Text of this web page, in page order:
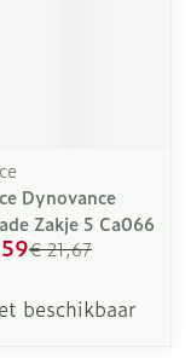
Dynovance
Zakje 5 Ca066
€ 21,67
beschikbaar